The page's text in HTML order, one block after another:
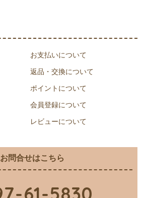
お支払いについて
返品・交換について
ポイントについて
会員登録について
レビューについて
お問合せはこちら